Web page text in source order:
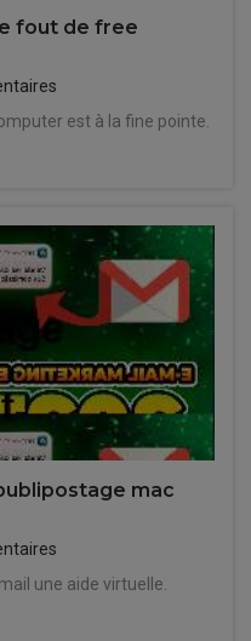
fout de free
est à la fine pointe.
mac
une aide virtuelle.